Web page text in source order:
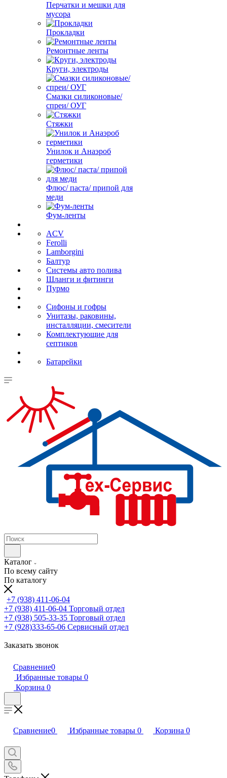
Перчатки и мешки для
мусора
Прокладки
Ремонтные ленты
Круги, электроды
Смазки силиконовые/
спреи/ ОУГ
Стяжки
Унилок и Анаэроб
герметики
Флюс/ паста/ припой для
меди
Фум-ленты
ACV
Ferolli
Lamborgini
Балтур
Системы авто полива
Шланги и фитинги
Пурмо
Сифоны и гофры
Унитазы, раковины,
инсталляции, смесители
Комплектующие для
септиков
Батарейки
Каталог
По всему сайту
По каталогу
+7 (938) 411-06-04
+7 (938) 411-06-04 Торговый отдел
+7 (938) 505-33-35 Торговый отдел
+7 (928)333-65-06 Сервисный отдел
Заказать звонок
Сравнение0
Избранные товары 0
Корзина 0
Сравнение0 Избранные товары 0 Корзина 0